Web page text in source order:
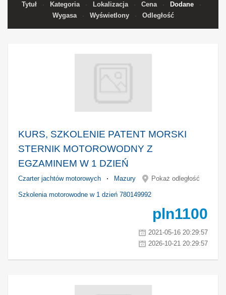
Tytuł Kategoria Lokalizacja Cena
Dodane
Wygasa
Wyświetlony Odległość
KURS, SZKOLENIE PATENT MORSKI
STERNIK MOTOROWODNY Z
EGZAMINEM W 1 DZIEŃ
Czarter jachtów motorowych Mazury Pokaż odległość
Szkolenia motorowodne w 1 dzień 780149992
pln1100
2021-05-16 20:29:57
2026-10-21 20:29:57